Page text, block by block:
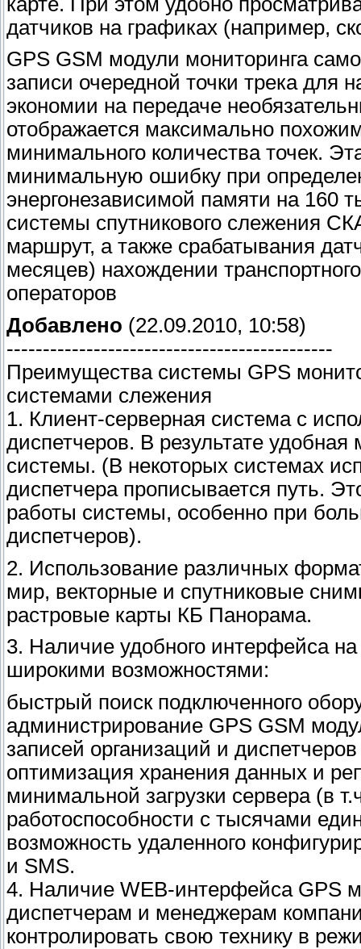
датчиков на графиках (например,
GPS GSM модули мониторинга
записи очередной точки трека
экономии на передаче
отображается максимально
минимального количества точек.
минимальную ошибку при
энергонезависимой памяти на 160
системы спутникового слежения
маршрут, а также срабатывания
месяцев) нахождении
операторов
Добавлено (22.09.2010, 10:58)
---------------------------------------------
Преимущества системы GPS
системами слежения
1. Клиент-серверная система с
диспетчеров. В результате
системы. (В некоторых системах
диспетчера прописывается путь.
работы системы, особенно при
диспетчеров).
2. Использование различных
мир, векторные и спутниковые
растровые карты КБ Панорама.
3. Наличие удобного интерфейса
широкими возможностями:
быстрый поиск подключенного
администрирование GPS GSM
записей организаций и
оптимизация хранения данных и
минимальной загрузки сервера (в
работоспособности с тысячами
возможность удаленного
и SMS.
4. Наличие WEB-интерфейса GPS
диспетчерам и менеджерам
контролировать свою технику в